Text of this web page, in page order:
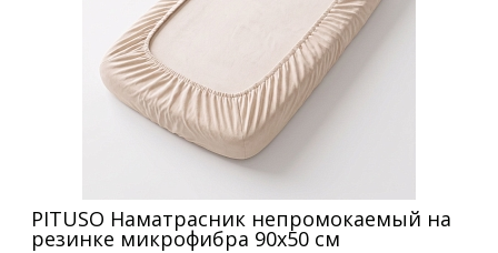
PITUSO Наматрасник непромокаемый на
резинке микрофибра 90х50 см